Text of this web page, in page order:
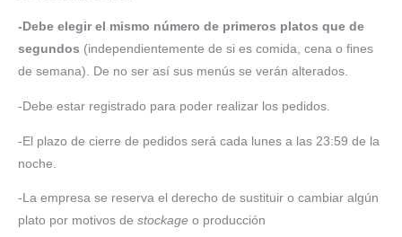
-Debe elegir el mismo número de primeros platos que de
segundos (independientemente de si es comida, cena o fines
de semana). De no ser así sus menús se verán alterados.
-Debe estar registrado para poder realizar los pedidos.
-El plazo de cierre de pedidos será cada lunes a las 23:59 de la
noche.
-La empresa se reserva el derecho de sustituir o cambiar algún
plato por motivos de stockage o producción